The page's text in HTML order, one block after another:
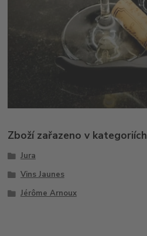
Zboží zařazeno v kategoriích
Jura
Vins Jaunes
Jérôme Arnoux